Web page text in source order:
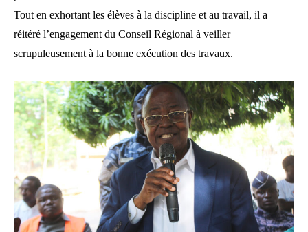
Tout en exhortant les élèves à la discipline et au travail, il a
réitéré l’engagement du Conseil Régional à veiller
scrupuleusement à la bonne exécution des travaux.